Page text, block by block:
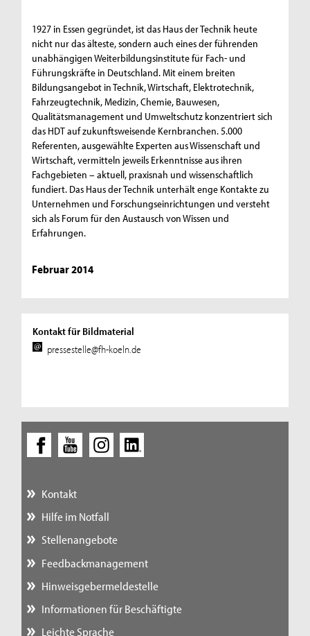
1927 in Essen gegründet, ist das Haus der Technik heute
nicht nur das älteste, sondern auch eines der führenden
unabhängigen Weiterbildungsinstitute für Fach- und
Führungskräfte in Deutschland. Mit einem breiten
Bildungsangebot in Technik, Wirtschaft, Elektrotechnik,
Fahrzeugtechnik, Medizin, Chemie, Bauwesen,
Qualitätsmanagement und Umweltschutz konzentriert sich
das HDT auf zukunftsweisende Kernbranchen. 5.000
Referenten, ausgewählte Experten aus Wissenschaft und
Wirtschaft, vermitteln jeweils Erkenntnisse aus ihren
Fachgebieten – aktuell, praxisnah und wissenschaftlich
fundiert. Das Haus der Technik unterhält enge Kontakte zu
Unternehmen und Forschungseinrichtungen und versteht
sich als Forum für den Austausch von Wissen und
Erfahrungen.
Februar 2014
Kontakt für Bildmaterial
pressestelle@fh-koeln.de
Kontakt
Hilfe im Notfall
Stellenangebote
Feedbackmanagement
Hinweisgebermeldestelle
Informationen für Beschäftigte
Leichte Sprache